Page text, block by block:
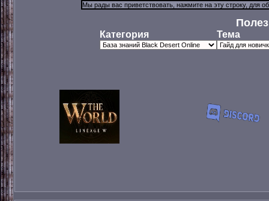
Категория Тема